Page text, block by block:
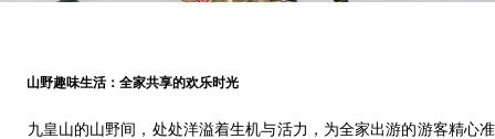
山野趣味生活：全家共享的欢乐时光
九皇山的山野间，处处洋溢着生机与活力，为全家出游的游客精心准